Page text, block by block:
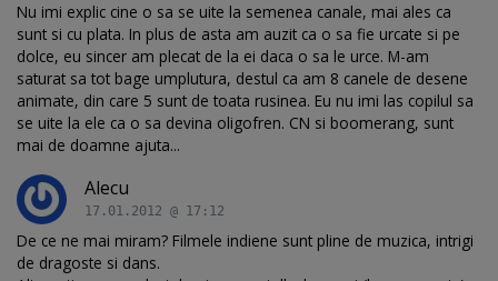
Nu imi explic cine o sa se uite la semenea canale, mai ales ca
sunt si cu plata. In plus de asta am auzit ca o sa fie urcate si pe
dolce, eu sincer am plecat de la ei daca o sa le urce. M-am
saturat sa tot bage umplutura, destul ca am 8 canele de desene
animate, din care 5 sunt de toata rusinea. Eu nu imi las copilul sa
se uite la ele ca o sa devina oligofren. CN si boomerang, sunt
mai de doamne ajuta...
Alecu
17.01.2012 @ 17:12
De ce ne mai miram? Filmele indiene sunt pline de muzica, intrigi
de dragoste si dans.